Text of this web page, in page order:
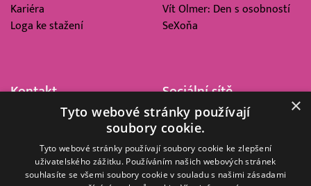
Kariéra
Loga ke stažení
Vít Olmer: Den s osobností
SeXoňa
Kontakt
Barrandov Televizní Studio,
Kříženeckého nám. 322
152 00 Praha 5
IČ 416 93 311
Sociální sítě
×
Tyto webové stránky používají
soubory cookie.
Tyto webové stránky používají soubory cookie ke zlepšení
uživatelského zážitku. Používáním našich webových stránek
souhlasíte se všemi soubory cookie v souladu s našimi zásadami